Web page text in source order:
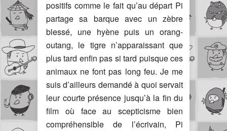
positifs comme le fait qu’au départ Pi
partage sa barque avec un zèbre
blessé, une hyène puis un orang-
outang, le tigre n’apparaissant que
plus tard enfin pas si tard puisque ces
animaux ne font pas long feu. Je me
suis d’ailleurs demandé à quoi servait
leur courte présence jusqu’à la fin du
film où face au scepticisme bien
compréhensible de l’écrivain, Pi